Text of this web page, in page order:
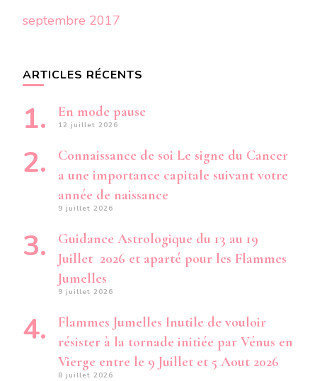
septembre 2017
ARTICLES RÉCENTS
En mode pause
12 juillet 2026
Connaissance de soi Le signe du Cancer
a une importance capitale suivant votre
année de naissance
9 juillet 2026
Guidance Astrologique du 13 au 19
Juillet 2026 et aparté pour les Flammes
Jumelles
9 juillet 2026
Flammes Jumelles Inutile de vouloir
résister à la tornade initiée par Vénus en
Vierge entre le 9 Juillet et 5 Aout 2026
8 juillet 2026